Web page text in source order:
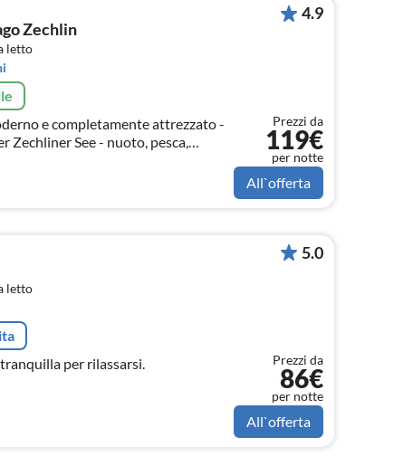
Zechlin
letto
e completamente attrezzato -
Zechliner See - nuoto, pesca,
4.9
Prezzi da
119€
per notte
All`offerta
letto
per rilassarsi.
5.0
Prezzi da
86€
per notte
All`offerta